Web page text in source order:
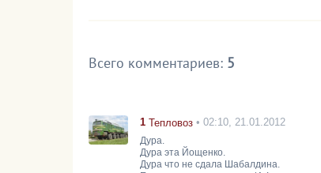
Всего комментариев: 5
1 Тепловоз • 02:10, 21.01.2012
Дура.
Дура эта Йощенко.
Дура что не сдала Шабалдина.